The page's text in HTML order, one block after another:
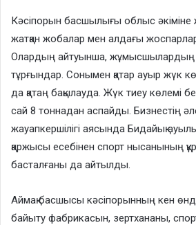
Кәсіпорын басшылығы облыс
жатқан жобалар мен алдағы
Олардың айтуынша, жұмысшылардың
тұрғындар. Сонымен қатар ауыр жүк
да қатаң бақылауда. Жүк тиеу көлемі
сай 8 тоннадан аспайды. Бизнестің
жауапкершілігі аясында Бидайық
қаржысы есебінен спорт нысанының
басталғаны да айтылды.
Аймақ басшысы кәсіпорынның кен
байыту фабрикасын, зертхананы,